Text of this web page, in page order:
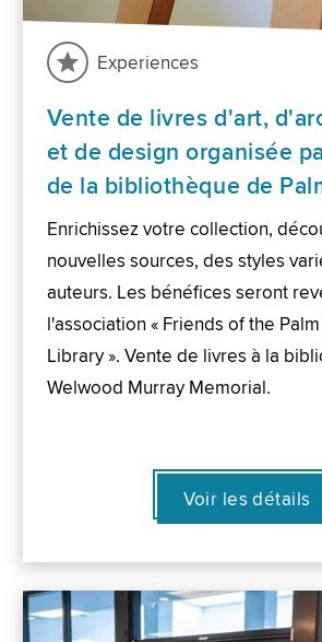
Experiences
Vente de livres d'art,
et de design organisée
de la bibliothèque de
Enrichissez votre collection,
nouvelles sources, des styles
auteurs. Les bénéfices seront
l'association « Friends of the
Library ». Vente de livres à la
Welwood Murray Memorial.
Voir les détails